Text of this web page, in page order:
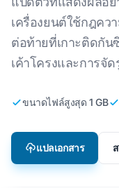
เครื่องยนต์ใช้กฎคว
ต่อท้ายที่เกาะติดกัน
เค้าโครงและการจั
ขนาดไฟล์สูงสุด 1 GB
แปลเอกสาร